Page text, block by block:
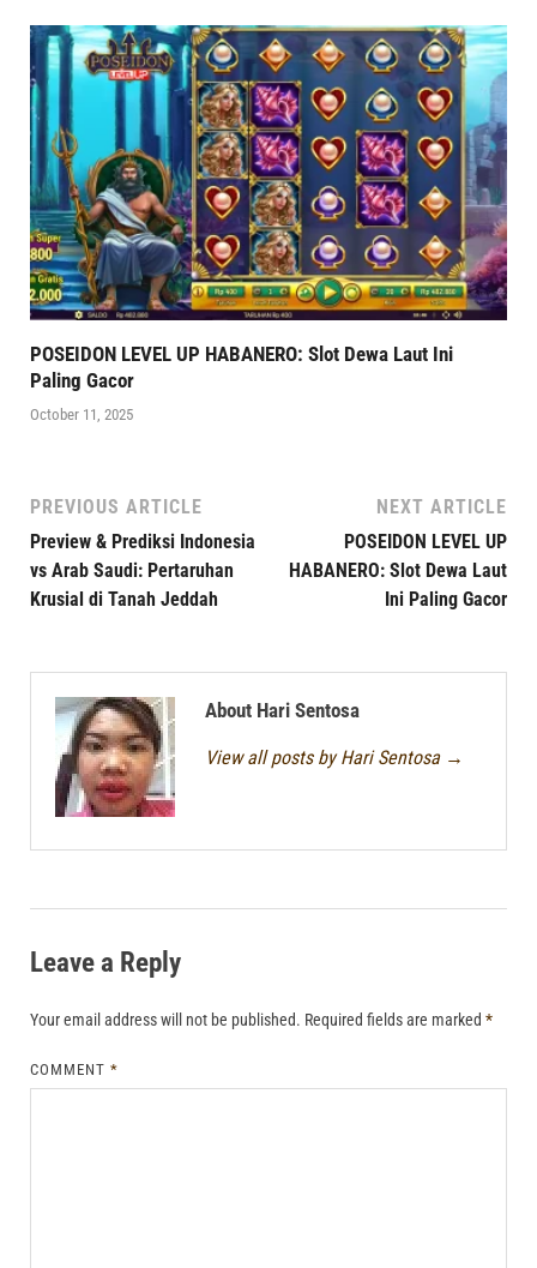
POSEIDON LEVEL UP HABANERO: Slot Dewa Laut Ini
Paling Gacor
October 11, 2025
PREVIOUS ARTICLE
Preview & Prediksi Indonesia
vs Arab Saudi: Pertaruhan
Krusial di Tanah Jeddah
NEXT ARTICLE
POSEIDON LEVEL UP
HABANERO: Slot Dewa Laut
Ini Paling Gacor
About Hari Sentosa
View all posts by Hari Sentosa →
Leave a Reply
Your email address will not be published. Required fields are marked *
COMMENT*